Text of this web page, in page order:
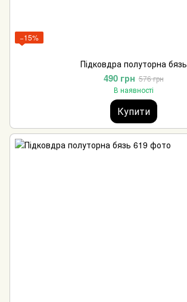
−15%
Підковдра полуторна бязь
490 грн 576 грн
В наявності
Купити